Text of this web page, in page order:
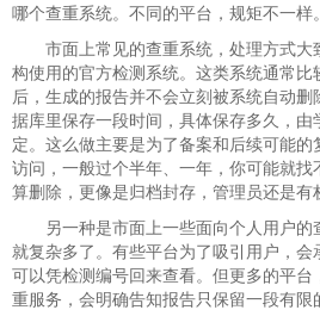
哪个查重系统。不同的平台，规矩不一样。
市面上常见的查重系统，处理方式
构使用的官方检测系统。这类系统通常比
后，生成的报告并不会立刻被系统自动
据库里保存一段时间，具体保存多久，
定。这么做主要是为了备案和后续可能的
访问，一般过个半年、一年，你可能就找
算删除，更像是归档封存，管理员还是有
另一种是市面上一些面向个人用户
就复杂多了。有些平台为了吸引用户，
可以凭检测编号回来查看。但更多的平台
重服务，会明确告知报告只保留一段有限